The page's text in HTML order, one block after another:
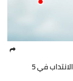
فرصة خدمة في الصحة.. إدارة منوبة تفتح باب الانتداب في 5